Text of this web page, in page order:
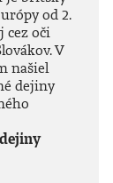
od 2.
cez oči
V
našiel
dejiny